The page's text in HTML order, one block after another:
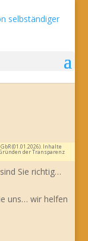
(01.01.2026). Inhalte
der Transparenz
Sie richtig…
uns… wir helfen